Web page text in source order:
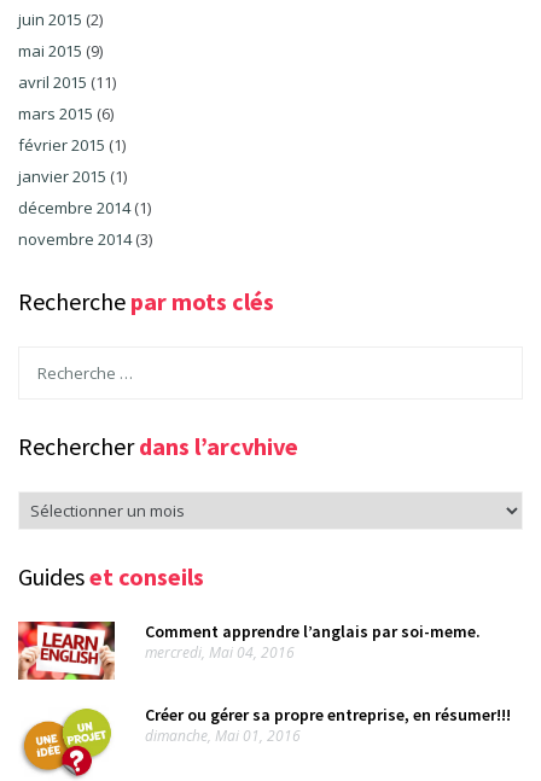
juin 2015 (2)
mai 2015 (9)
avril 2015 (11)
mars 2015 (6)
février 2015 (1)
janvier 2015 (1)
décembre 2014(1)
novembre 2014(3)
Recherche par mots clés
Rechercherdans l’arcvhive
Rechercher
dans
Guideset conseils
Comment apprendre l’anglais par soi-meme.
mercredi, Mai 04, 2016
Créer ou gérer sa propre entreprise, en résumer!!!
dimanche, Mai 01, 2016